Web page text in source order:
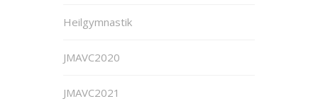
Heilgymnastik
JMAVC2020
JMAVC2021